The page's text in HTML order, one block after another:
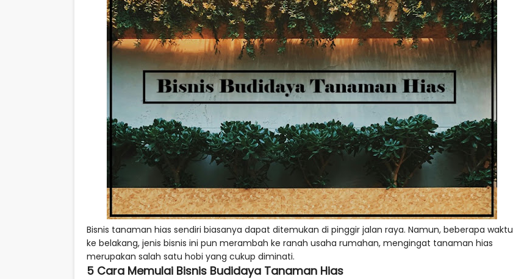
Bisnis tanaman hias sendiri biasanya dapat ditemukan di pinggir jalan raya. Namun, beberapa waktu
ke belakang, jenis bisnis ini pun merambah ke ranah usaha rumahan, mengingat tanaman hias
merupakan salah satu hobi yang cukup diminati.
5 Cara Memulai Bisnis Budidaya Tanaman Hias